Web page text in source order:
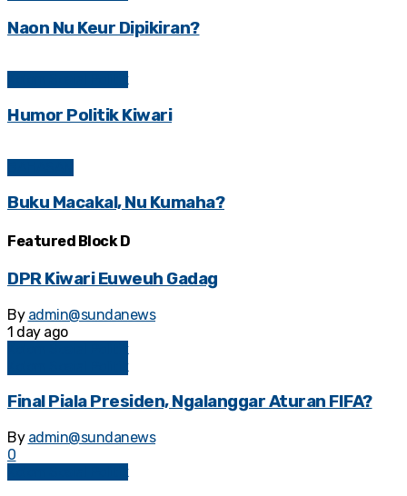
Naon Nu Keur Dipikiran?
Humor Politik Kiwari
Buku Macakal, Nu Kumaha?
Featured Block D
DPR Kiwari Euweuh Gadag
By admin@sundanews
1 day ago
Final Piala Presiden, Ngalanggar Aturan FIFA?
By admin@sundanews
0